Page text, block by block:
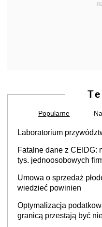
Popularne
Laboratorium
Fatalne dane z CEIDG:
tys. jednoosobowych
Umowa o sprzedaż
wiedzieć powinien
Optymalizacja
granicą przestają być